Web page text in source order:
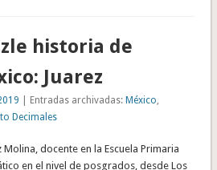
historia de
Juarez
| Entradas archivadas: México,
Decimales
Molina, docente en la Escuela Primaria
en el nivel de posgrados, desde Los